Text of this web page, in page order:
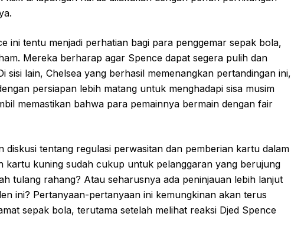
ini tentu menjadi perhatian bagi para penggemar sepak bola,
Mereka berharap agar Spence dapat segera pulih dan
sisi lain, Chelsea yang berhasil memenangkan pertandingan ini,
persiapan lebih matang untuk menghadapi sisa musim
memastikan bahwa para pemainnya bermain dengan fair
diskusi tentang regulasi perwasitan dan pemberian kartu dalam
kartu kuning sudah cukup untuk pelanggaran yang berujung
tulang rahang? Atau seharusnya ada peninjauan lebih lanjut
ini? Pertanyaan-pertanyaan ini kemungkinan akan terus
sepak bola, terutama setelah melihat reaksi Djed Spence